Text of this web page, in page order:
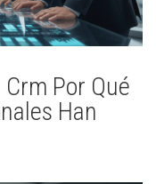
Por Qué
Han